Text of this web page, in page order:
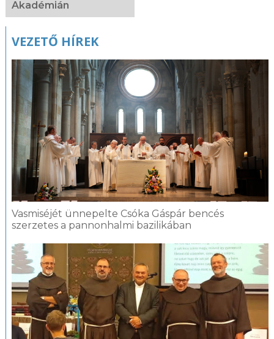
Akadémián
VEZETŐ HÍREK
Vasmiséjét ünnepelte Csóka Gáspár bencés
szerzetes a pannonhalmi bazilikában